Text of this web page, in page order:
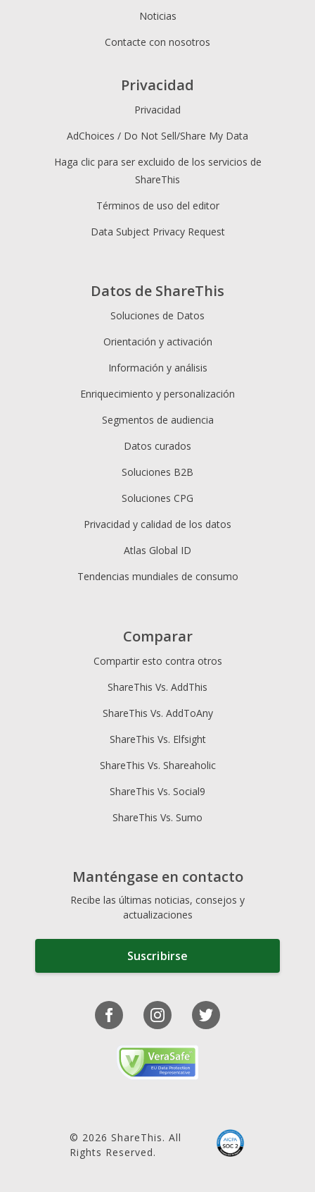
Datos de ShareThis
Soluciones de Datos
Orientación y activación
Información y análisis
Enriquecimiento y personalización
Segmentos de audiencia
Datos curados
Soluciones B2B
Soluciones CPG
Privacidad y calidad de los datos
Atlas Global ID
Tendencias mundiales de consumo
Noticias
Contacte con nosotros
Privacidad
Privacidad
AdChoices / Do Not Sell/Share My Data
Haga clic para ser excluido de los servicios de
ShareThis
Términos de uso del editor
Data Subject Privacy Request
Comparar
Compartir esto contra otros
ShareThis Vs. AddThis
ShareThis Vs. AddToAny
ShareThis Vs. Elfsight
ShareThis Vs. Shareaholic
ShareThis Vs. Social9
ShareThis Vs. Sumo
Manténgase en contacto
Recibe las últimas noticias, consejos y
actualizaciones
Suscribirse
© 2026 ShareThis. All
Rights Reserved.